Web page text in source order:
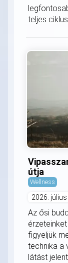
teljes
útja
Wellness
2026. július
Az ősi
figyeljük
technika a
látást